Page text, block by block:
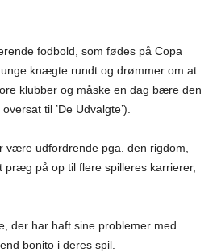
fodbold, som fødes på Copa
knægte rundt og drømmer om at
klubber og måske en dag bære den
til ’De Udvalgte’).
være udfordrende pga. den rigdom,
på op til flere spilleres karrierer,
der har haft sine problemer med
bonito i deres spil.